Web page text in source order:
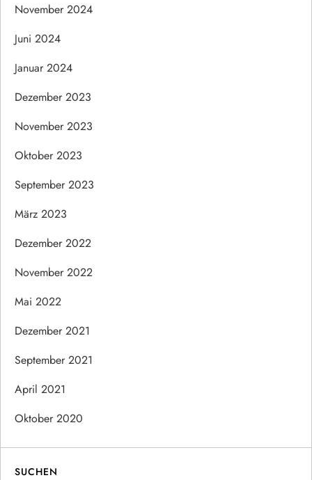
November 2024
Juni 2024
Januar 2024
Dezember 2023
November 2023
Oktober 2023
September 2023
März 2023
Dezember 2022
November 2022
Mai 2022
Dezember 2021
September 2021
April 2021
Oktober 2020
SUCHEN